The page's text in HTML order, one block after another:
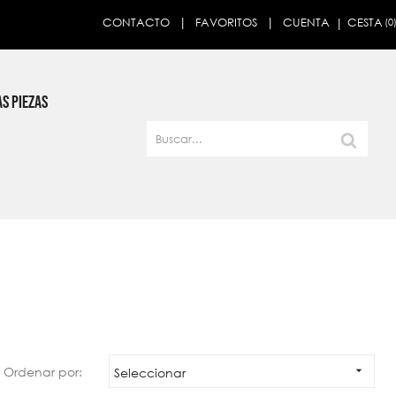
CONTACTO FAVORITOS CUENTA CESTA(0)
PIEZAS
Ordenar por: Seleccionar 
×